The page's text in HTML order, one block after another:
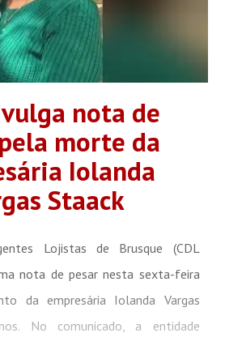
nota de
morte da
Iolanda
Staack
Lojistas de Brusque (CDL
nota de pesar nesta sexta-feira
da empresária Iolanda Vargas
No comunicado, a entidade